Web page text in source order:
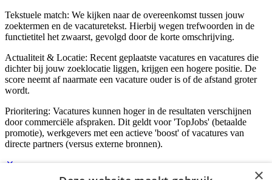
Tekstuele match: We kijken naar de overeenkomst tussen jouw
zoektermen en de vacaturetekst. Hierbij wegen trefwoorden in de
functietitel het zwaarst, gevolgd door de korte omschrijving.
Actualiteit & Locatie: Recent geplaatste vacatures en vacatures die
dichter bij jouw zoeklocatie liggen, krijgen een hogere positie. De
score neemt af naarmate een vacature ouder is of de afstand groter
wordt.
Prioritering: Vacatures kunnen hoger in de resultaten verschijnen
door commerciële afspraken. Dit geldt voor 'TopJobs' (betaalde
promotie), werkgevers met een actieve 'boost' of vacatures van
directe partners (versus externe bronnen).
×